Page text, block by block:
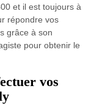
et il est toujours à
répondre vos
grâce à son
pour obtenir le
vos